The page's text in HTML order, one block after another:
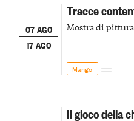
07 AGO
17 AGO
Tracce
Mostra di
Mango
Il gioco della